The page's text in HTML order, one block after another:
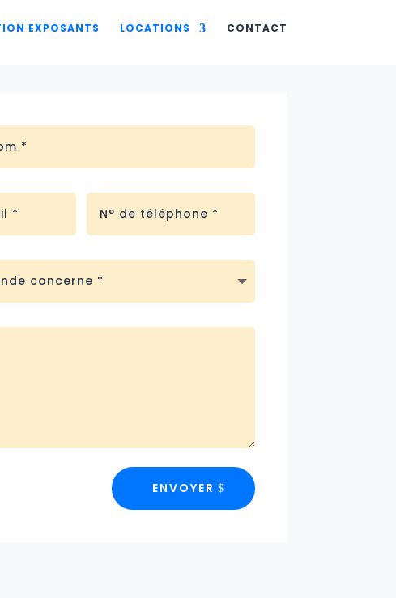
EXPOSANTS LOCATIONS CONTACT
ENVOYER